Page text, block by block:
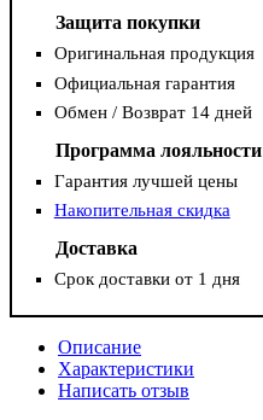
Защита покупки
Оригинальная продукция
Официальная гарантия
Обмен / Возврат 14 дней
Программа лояльности
Гарантия лучшей цены
Накопительная скидка
Доставка
Срок доставки от 1 дня
Описание
Характеристики
Написать отзыв